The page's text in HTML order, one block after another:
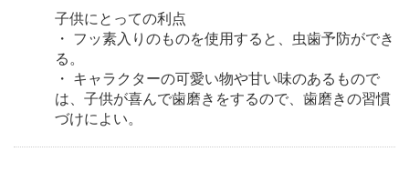
子供にとっての利点
・ フッ素入りのものを使用すると、虫歯予防ができ
る。
・ キャラクターの可愛い物や甘い味のあるもので
は、子供が喜んで歯磨きをするので、歯磨きの習慣
づけによい。